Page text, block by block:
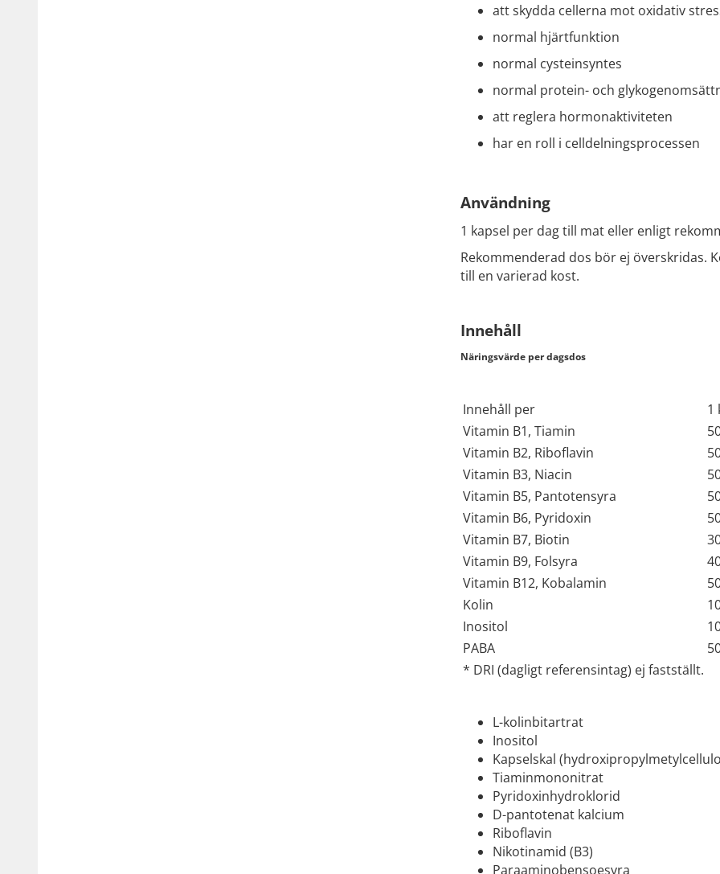
att skydda cellerna mot oxidativ
normal hjärtfunktion
normal cysteinsyntes
normal protein- och
att reglera hormonaktiviteten
har en roll i celldelningsprocessen
Användning
1 kapsel per dag till mat eller enligt
Rekommenderad dos bör ej överskridas.
till en varierad kost.
Innehåll
Näringsvärde per dagsdos
Innehåll per 1
Vitamin B1, Tiamin
Vitamin B2, Riboflavin
Vitamin B3, Niacin
Vitamin B5, Pantotensyra
Vitamin B6, Pyridoxin
Vitamin B7, Biotin
Vitamin B9, Folsyra
Vitamin B12, Kobalamin
Kolin
Inositol
PABA
* DRI (dagligt referensintag) ej fastställt.
L-kolinbitartrat
Inositol
Kapselskal
Tiaminmononitrat
Pyridoxinhydroklorid
D-pantotenat kalcium
Riboflavin
Nikotinamid (B3)
Paraaminobensoesyra